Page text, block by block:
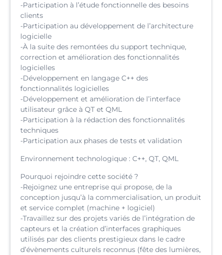
-Participation à l’étude fonctionnelle des besoins
clients
-Participation au développement de l’architecture
logicielle
-À la suite des remontées du support technique,
correction et amélioration des fonctionnalités
logicielles
-Développement en langage C++ des
fonctionnalités logicielles
-Développement et amélioration de l’interface
utilisateur grâce à QT et QML
-Participation à la rédaction des fonctionnalités
techniques
-Participation aux phases de tests et validation
Environnement technologique : C++, QT, QML
Pourquoi rejoindre cette société ?
-Rejoignez une entreprise qui propose, de la
conception jusqu’à la commercialisation, un produit
et service complet (machine + logiciel)
-Travaillez sur des projets variés de l’intégration de
capteurs et la création d’interfaces graphiques
utilisés par des clients prestigieux dans le cadre
d’évènements culturels reconnus (fête des lumières,